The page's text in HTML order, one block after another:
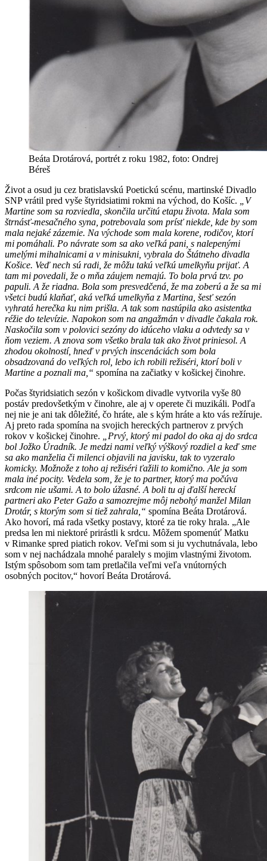
Beáta Drotárová, portrét z roku 1982, foto: Ondrej
Béreš
Život a osud ju cez bratislavskú Poetickú scénu, martinské Divadlo
SNP vrátil pred vyše štyridsiatimi rokmi na východ, do Košíc.
„V
Martine som sa rozviedla, skončila určitú etapu života. Mala som
štrnásť-mesačného syna, potrebovala som prísť niekde, kde by som
mala nejaké zázemie. Na východe som mala korene, rodičov, ktorí
mi pomáhali. Po návrate som sa ako veľká pani, s nalepenými
umelými mihalnicami a v minisukni, vybrala do Štátneho divadla
Košice. Veď nech sú radi, že môžu takú veľkú umelkyňu prijať. A
tam mi povedali, že o mňa záujem nemajú. To bola prvá tzv. po
papuli. A že riadna. Bola som presvedčená, že ma zoberú a že sa mi
všetci budú klaňať, aká veľká umelkyňa z Martina, šesť sezón
vyhratá herečka ku nim prišla. A tak som nastúpila ako asistentka
réžie do televízie. Napokon som na angažmán v divadle čakala rok.
Naskočila som v polovici sezóny do idúceho vlaku a odvtedy sa v
ňom veziem. A znova som všetko brala tak ako život priniesol. A
zhodou okolností, hneď v prvých inscenáciách som bola
obsadzovaná do veľkých rol, lebo ich robili režiséri, ktorí boli v
Martine a poznali ma,“ spomína na začiatky v košickej činohre.
Počas štyridsiatich sezón v košickom divadle vytvorila vyše 80
postáv predovšetkým v činohre, ale aj v operete či muzikáli. Podľa
nej nie je ani tak dôležité, čo hráte, ale s kým hráte a kto vás režíruje.
Aj preto rada spomína na svojich hereckých partnerov z prvých
rokov v košickej činohre.
„Prvý, ktorý mi padol do oka aj do srdca
bol Jožko Úradník. Je medzi nami veľký výškový rozdiel a keď sme
sa ako manželia či milenci objavili na javisku, tak to vyzeralo
komicky. Možnože z toho aj režiséri ťažili to komično. Ale ja som
mala iné pocity. Vedela som, že je to partner, ktorý ma počúva
srdcom nie ušami. A to bolo úžasné. A boli tu aj ďalší hereckí
partneri ako Peter Gažo a samozrejme môj nebohý manžel Milan
Drotár, s ktorým som si tiež zahrala,“ spomína Beáta Drotárová.
Ako hovorí, má rada všetky postavy, ktoré za tie roky hrala. „Ale
predsa len mi niektoré prirástli k srdcu. Môžem spomenúť Matku
v Rimanke spred piatich rokov. Veľmi som si ju vychutnávala, lebo
som v nej nachádzala mnohé paralely s mojim vlastnými životom.
Istým spôsobom som tam pretlačila veľmi veľa vnútorných
osobných pocitov,“ hovorí Beáta Drotárová.